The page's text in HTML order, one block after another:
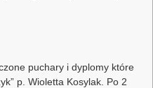
puchary i dyplomy które
p. Wioletta Kosylak. Po 2